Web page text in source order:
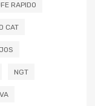
RAPIDO
CAT
NGT